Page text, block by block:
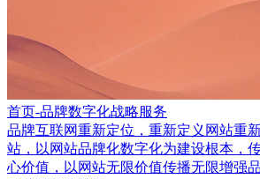
首页-品牌数字化战略服务
品牌互联网重新定位，重新定义网站重
站，以网站品牌化数字化为建设根本，
心价值，以网站无限价值传播无限增强品